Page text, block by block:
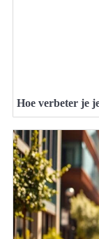
Hoe verbeter je